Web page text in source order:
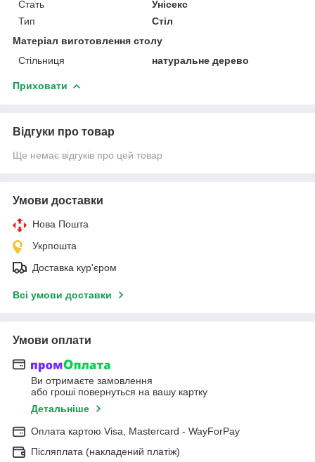
Стать
Унісекс
Тип
Стіл
Матеріал виготовлення столу
Стільниця
натуральне дерево
Приховати
Відгуки про товар
Ще немає відгуків про цей товар
Умови доставки
Нова Пошта
Укрпошта
Доставка кур'єром
Всі умови доставки
Умови оплати
Ви отримаєте замовлення
або гроші повернуться на вашу картку
Детальніше
Оплата картою Visa, Mastercard - WayForPay
Післяплата (накладений платіж)